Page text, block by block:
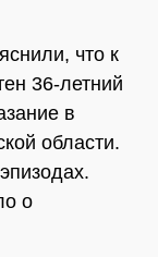
что к
36-летний
в
области.
о